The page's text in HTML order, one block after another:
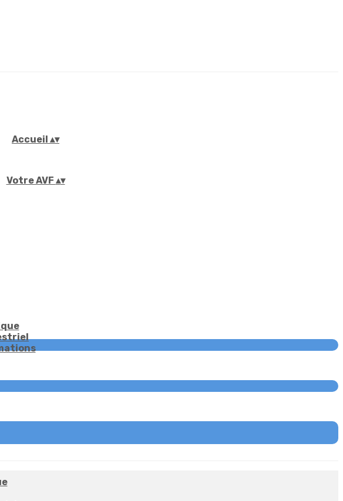
Accueil ▴▾
Votre AVF ▴▾